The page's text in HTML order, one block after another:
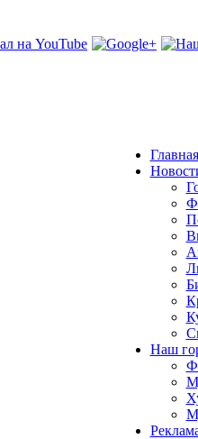
Главная
Наш